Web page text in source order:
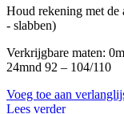
Houd rekening met de
- slabben)
Verkrijgbare maten:
24mnd 92 – 104/110
Voeg toe aan
Lees verder